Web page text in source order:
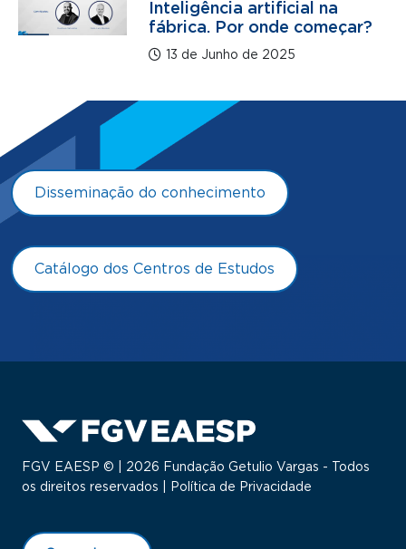
Inteligência artificial na
fábrica. Por onde começar?
13 de Junho de 2025
Disseminação do conhecimento
Catálogo dos Centros de Estudos
FGV EAESP © | 2026 Fundação Getulio Vargas - Todos
os direitos reservados |
Política de Privacidade